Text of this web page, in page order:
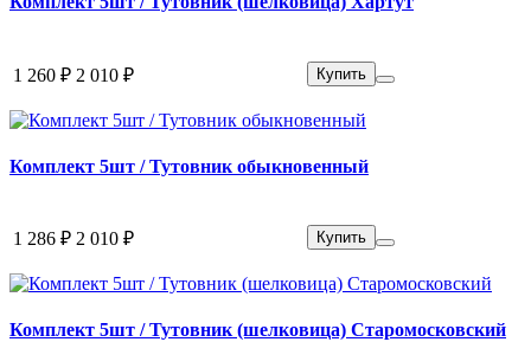
1 260 ₽ 2 010 ₽ Купить
Комплект 5шт / Тутовник обыкновенный
1 286 ₽ 2 010 ₽ Купить
Комплект 5шт / Тутовник (шелковица) Старомосковский